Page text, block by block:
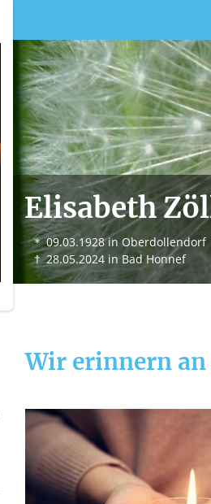
Elisabeth
＊ 09.03.1928in Oberdollendorf
† 28.05.2024 in Bad Honnef
Wir erinnern an